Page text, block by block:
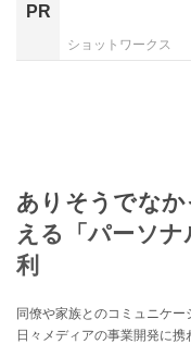
PR
ショットワークス
ありそうでな
える「パーソ
利
同僚や家族とのコミュニケ
日々メディアの事業開発に